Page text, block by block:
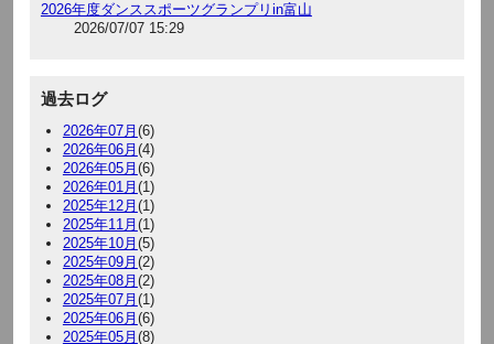
2026年度ダンススポーツグランプリin富山
2026/07/07 15:29
過去ログ
2026年07月 (6)
2026年06月 (4)
2026年05月 (6)
2026年01月 (1)
2025年12月 (1)
2025年11月 (1)
2025年10月 (5)
2025年09月 (2)
2025年08月 (2)
2025年07月 (1)
2025年06月 (6)
2025年05月 (8)